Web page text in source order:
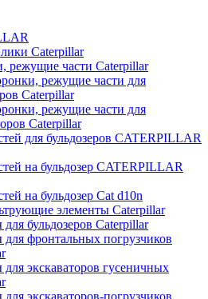
Caterpillar
режущие части Caterpillar
режущие части для
Caterpillar
режущие части для
Caterpillar
для бульдозеров CATERPILLAR
на бульдозер CATERPILLAR
на бульдозер Сat d10n
элементы Caterpillar
бульдозеров Caterpillar
фронтальных погрузчиков
экскаваторов гусеничных
экскаваторов-погрузчиков